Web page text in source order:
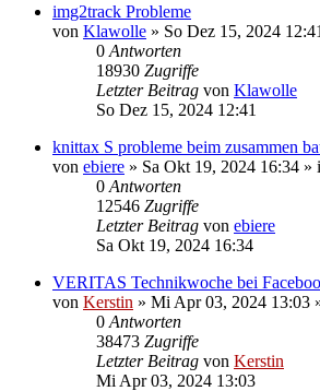
img2track Probleme
von Klawolle » So Dez 15, 2024 12:41
0 Antworten
18930 Zugriffe
Letzter Beitrag von Klawolle
So Dez 15, 2024 12:41
knittax S probleme beim zusammen
von ebiere » Sa Okt 19, 2024 16:34 »
0 Antworten
12546 Zugriffe
Letzter Beitrag von ebiere
Sa Okt 19, 2024 16:34
VERITAS Technikwoche bei
von Kerstin » Mi Apr 03, 2024 13:03
0 Antworten
38473 Zugriffe
Letzter Beitrag von Kerstin
Mi Apr 03, 2024 13:03